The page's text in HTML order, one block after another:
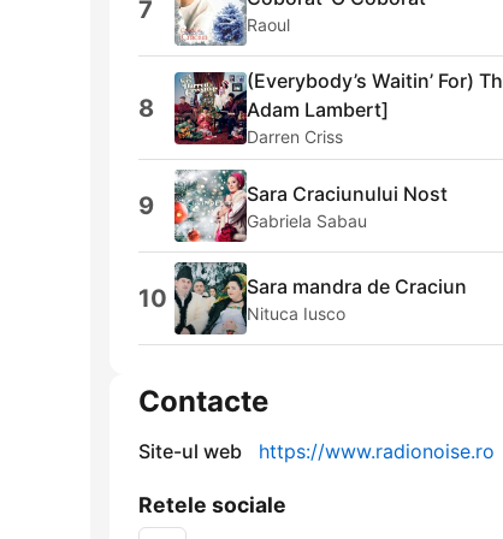
7 Raoul
8
(Everybody’s Waitin’ For)
Adam Lambert]
Darren Criss
9 Sara Craciunului Nost
Gabriela Sabau
10 Sara mandra de Craciun
Nituca Iusco
Contacte
Site-ul web https://www.radionoise.ro
Retele sociale